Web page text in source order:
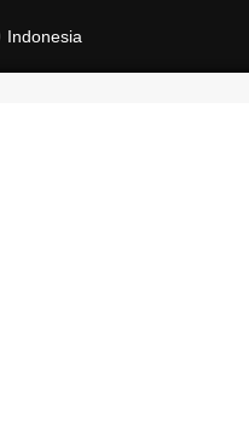
Indonesia